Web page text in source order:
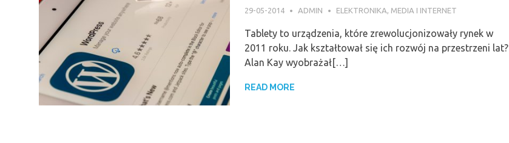
29-05-2014 ADMIN ELEKTRONIKA, MEDIA I INTERNET
Tablety to urządzenia, które zrewolucjonizowały rynek w
2011 roku. Jak kształtował się ich rozwój na przestrzeni lat?
Alan Kay wyobrażał[…]
READ MORE